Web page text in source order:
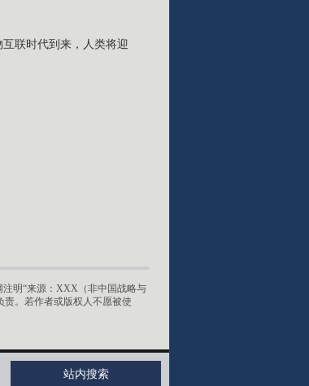
联时代到来，人类将迎
明“来源：XXX（非中国战略与
。若作者或版权人不愿被使
站内搜索